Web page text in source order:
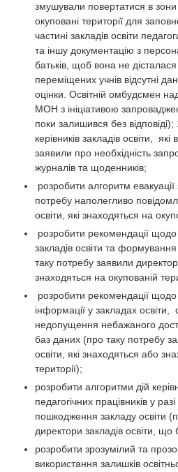
змушували повертатися в
окуповані території для
частині закладів освіти
та іншу документацію з
батьків, щоб вона не
переміщених учнів відсутні
оцінки. Освітній омбудсмен
МОН з ініціативою
поки залишився без
керівників закладів освіти,
заявили про необхідність
журналів та щоденників;
розробити алгоритм
потребу наполегливо
освіти, які знаходяться на
розробити рекомендації
закладів освіти та
таку потребу заявили
знаходяться на окупованій
розробити рекомендації щодо
інформації у закладах освіти,
недопущення небажаного
баз даних (про таку потребу
освіти, які знаходяться або
території);
розробити алгоритми дій
педагогічних працівників у
пошкодження закладу освіти
директори закладів освіти, що
розробити зрозумілий та
використання залишків